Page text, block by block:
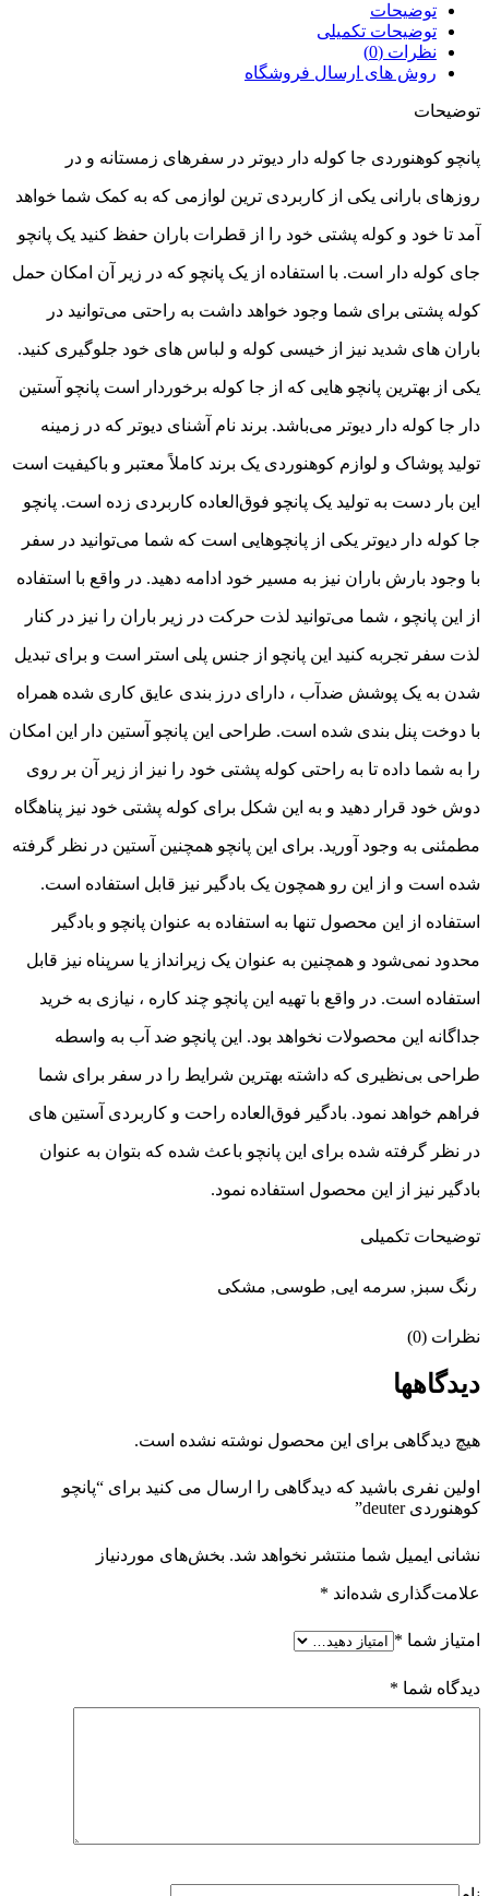
توضیحات
توضیحات تکمیلی
نظرات (0)
روش های ارسال فروشگاه
توضیحات
پانچو کوهنوردی جا کوله دار دیوتر در سفرهای زمستانه و در
روزهای بارانی یکی از کاربردی­‌ ترین لوازمی که به کمک شما خواهد
آمد تا خود و کوله پشتی خود را از قطرات باران حفظ کنید یک پانچو
جای کوله دار است. با استفاده از یک پانچو که در زیر آن امکان حمل
کوله پشتی برای شما وجود خواهد داشت به راحتی می­‌توانید در
باران ­‌های شدید نیز از خیسی کوله و لباس‌­ های خود جلوگیری کنید.
یکی از بهترین پانچو هایی که از جا کوله برخوردار است پانچو آستین
دار جا کوله دار دیوتر می‌­باشد. برند نام آشنای دیوتر که در زمینه
تولید پوشاک و لوازم کوهنوردی یک برند کاملاً معتبر و باکیفیت است
این بار دست به تولید یک پانچو فوق‌­العاده کاربردی زده است. پانچو
جا کوله دار دیوتر یکی از پانچوهایی است که شما می‌­توانید در سفر
با وجود بارش باران نیز به مسیر خود ادامه دهید. در واقع با استفاده
از این پانچو ، شما می­‌توانید لذت حرکت در زیر باران را نیز در کنار
لذت سفر تجربه کنید این پانچو از جنس پلی استر است و برای تبدیل
شدن به یک پوشش ضدآب ، دارای درز بندی عایق کاری شده همراه
با دوخت پنل بندی شده است. طراحی این پانچو آستین دار این امکان
را به شما داده تا به راحتی کوله پشتی خود را نیز از زیر آن بر روی
دوش خود قرار دهید و به این شکل برای کوله پشتی خود نیز پناهگاه
مطمئنی به وجود آورید. برای این پانچو همچنین آستین در نظر گرفته
شده است و از این رو همچون یک بادگیر نیز قابل استفاده است.
استفاده از این محصول تنها به استفاده به عنوان پانچو و بادگیر
محدود نمی‌­شود و همچنین به عنوان یک زیرانداز یا سرپناه نیز قابل
استفاده است. در واقع با تهیه این پانچو چند کاره ، نیازی به خرید
جداگانه این محصولات نخواهد بود. این پانچو ضد آب به واسطه
طراحی بی­‌نظیری که داشته بهترین شرایط را در سفر برای شما
فراهم خواهد نمود. بادگیر فوق­‌العاده راحت و کاربردی آستین‌­ های
در نظر گرفته شده برای این پانچو باعث شده که بتوان به عنوان
بادگیر نیز از این محصول استفاده نمود.
توضیحات تکمیلی
رنگ سبز, سرمه ایی, طوسی, مشکی
نظرات (0)
دیدگاهها
هیچ دیدگاهی برای این محصول نوشته نشده است.
اولین نفری باشید که دیدگاهی را ارسال می کنید برای “پانچو
کوهنوردی deuter”
نشانی ایمیل شما منتشر نخواهد شد. بخش‌های موردنیاز
علامت‌گذاری شده‌اند *
امتیاز شما *
دیدگاه شما *